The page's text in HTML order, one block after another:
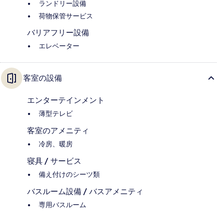
ランドリー設備
荷物保管サービス
バリアフリー設備
エレベーター
客室の設備
エンターテインメント
薄型テレビ
客室のアメニティ
冷房、暖房
寝具 / サービス
備え付けのシーツ類
バスルーム設備 / バスアメニティ
専用バスルーム